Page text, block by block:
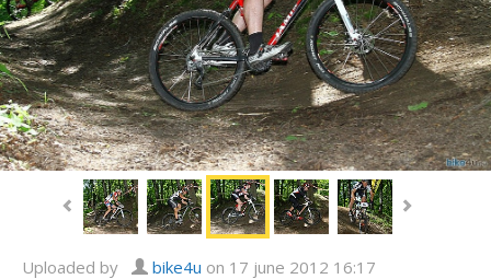
Uploaded by bike4u on 17 june 2012 16:17